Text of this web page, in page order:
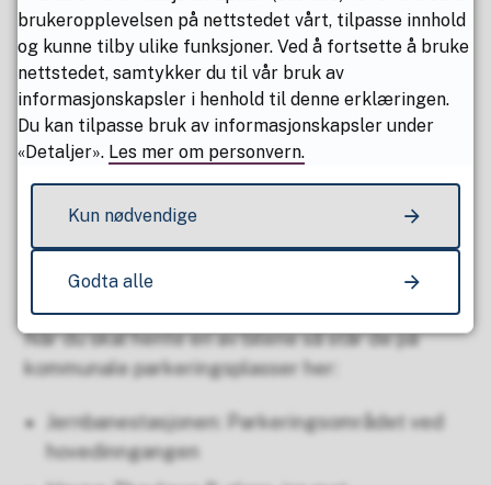
trenger bil av og til.
Bruk av kommunale parkeringsplasser til dette
er foreløpig i en pilotfase. Bildeling kan være et
miljøvennlig alternativ til privateid personbil, og
ordningen kan bidra til redusert
For å brukebilene fra Getaround bør du ta en titt
på nettsiden og laste ned Getaround-appen.
Når du skal hente en av bilene så står de på
kommunale parkeringsplasser her:
Jernbanestasjonen: Parkeringsområdet ved
hovedinngangen
brukeropplevelsen på nettstedet vårt, tilpasse innhold
og kunne tilby ulike funksjoner. Ved å fortsette å bruke
nettstedet, samtykker du til vår bruk av
informasjonskapsler i henhold til denne erklæringen.
Du kan tilpasse bruk av informasjonskapsler under
«Detaljer». Les mer om personvern.
Kun nødvendige
Godta alle